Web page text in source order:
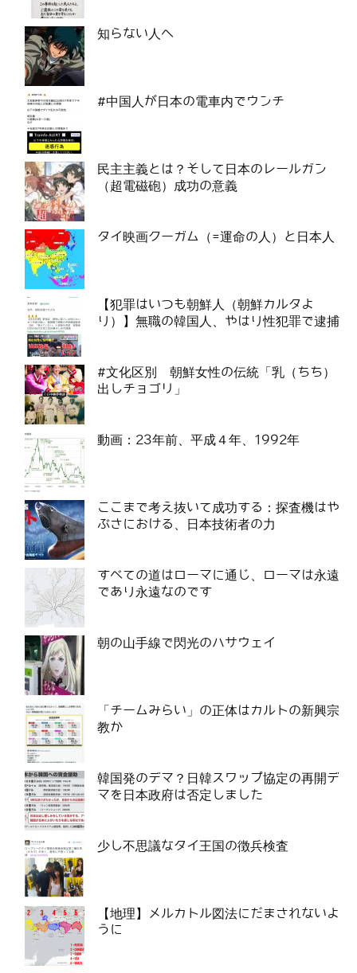
知らない人へ
#中国人が日本の電車内でウンチ
民主主義とは？そして日本のレールガン
（超電磁砲）成功の意義
タイ映画クーガム（=運命の人）と日本人
【犯罪はいつも朝鮮人（朝鮮カルタよ
り）】無職の韓国人、やはり性犯罪で逮捕
#文化区別 朝鮮女性の伝統「乳（ちち）
出しチョゴリ」
動画：23年前、平成４年、1992年
ここまで考え抜いて成功する：探査機はや
ぶさにおける、日本技術者の力
すべての道はローマに通じ、ローマは永遠
であり永遠なのです
朝の山手線で閃光のハサウェイ
「チームみらい」の正体はカルトの新興宗
教か
韓国発のデマ？日韓スワップ協定の再開デ
マを日本政府は否定しました
少し不思議なタイ王国の徴兵検査
【地理】メルカトル図法にだまされないよ
うに